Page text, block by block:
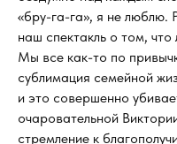
«бру-га-га», я не
наш спектакль о том,
Мы все как-то по
сублимация семейной
и это совершенно
очаровательной
стремление к